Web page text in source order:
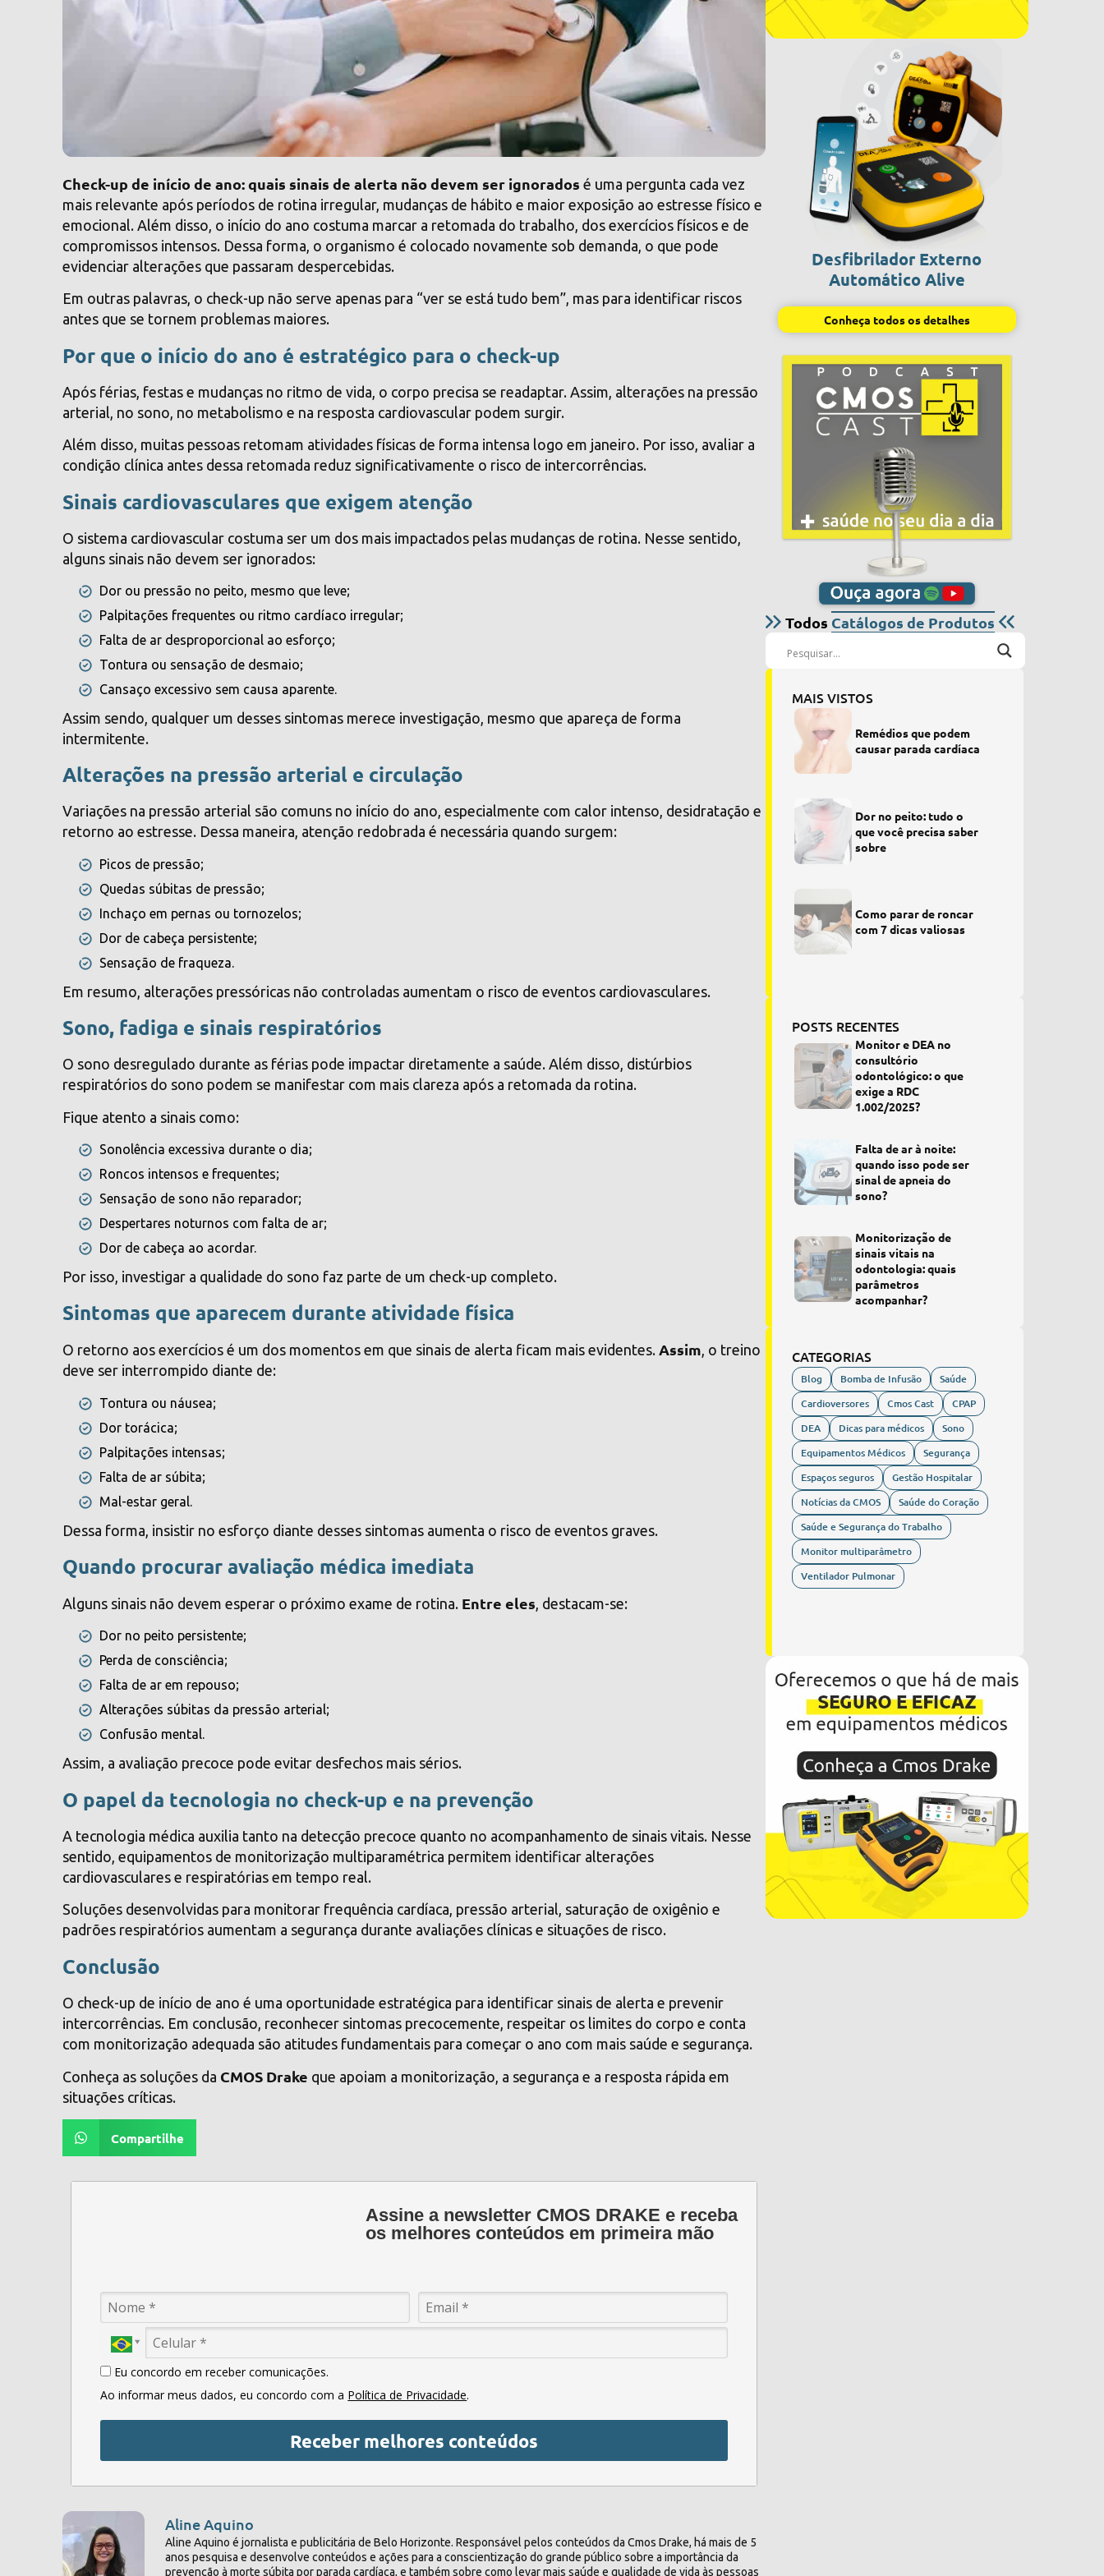
Check-up de início de ano: quais sinais de alerta não devem ser ignorados é uma pergunta cada vez
mais relevante após períodos de rotina irregular, mudanças de hábito e maior exposição ao estresse físico e
emocional. Além disso, o início do ano costuma marcar a retomada do trabalho, dos exercícios físicos e de
compromissos intensos. Dessa forma, o organismo é colocado novamente sob demanda, o que pode
evidenciar alterações que passaram despercebidas.
Em outras palavras, o check-up não serve apenas para “ver se está tudo bem”, mas para identificar riscos
antes que se tornem problemas maiores.
Por que o início do ano é estratégico para o check-up
Após férias, festas e mudanças no ritmo de vida, o corpo precisa se readaptar. Assim, alterações na pressão
arterial, no sono, no metabolismo e na resposta cardiovascular podem surgir.
Além disso, muitas pessoas retomam atividades físicas de forma intensa logo em janeiro. Por isso, avaliar a
condição clínica antes dessa retomada reduz significativamente o risco de intercorrências.
Sinais cardiovasculares que exigem atenção
O sistema cardiovascular costuma ser um dos mais impactados pelas mudanças de rotina. Nesse sentido,
alguns sinais não devem ser ignorados:
Dor ou pressão no peito, mesmo que leve;
Palpitações frequentes ou ritmo cardíaco irregular;
Falta de ar desproporcional ao esforço;
Tontura ou sensação de desmaio;
Cansaço excessivo sem causa aparente.
Assim sendo, qualquer um desses sintomas merece investigação, mesmo que apareça de forma
intermitente.
Alterações na pressão arterial e circulação
Variações na pressão arterial são comuns no início do ano, especialmente com calor intenso, desidratação e
retorno ao estresse. Dessa maneira, atenção redobrada é necessária quando surgem:
Picos de pressão;
Quedas súbitas de pressão;
Inchaço em pernas ou tornozelos;
Dor de cabeça persistente;
Sensação de fraqueza.
Em resumo, alterações pressóricas não controladas aumentam o risco de eventos cardiovasculares.
Sono, fadiga e sinais respiratórios
O sono desregulado durante as férias pode impactar diretamente a saúde. Além disso, distúrbios
respiratórios do sono podem se manifestar com mais clareza após a retomada da rotina.
Fique atento a sinais como:
Sonolência excessiva durante o dia;
Roncos intensos e frequentes;
Sensação de sono não reparador;
Despertares noturnos com falta de ar;
Dor de cabeça ao acordar.
Por isso, investigar a qualidade do sono faz parte de um check-up completo.
Sintomas que aparecem durante atividade física
O retorno aos exercícios é um dos momentos em que sinais de alerta ficam mais evidentes.Assim, o treino
deve ser interrompido diante de:
Tontura ou náusea;
Dor torácica;
Palpitações intensas;
Falta de ar súbita;
Mal-estar geral.
Dessa forma, insistir no esforço diante desses sintomas aumenta o risco de eventos graves.
Quando procurar avaliação médica imediata
Alguns sinais não devem esperar o próximo exame de rotina. Entre eles, destacam-se:
Dor no peito persistente;
Perda de consciência;
Falta de ar em repouso;
Alterações súbitas da pressão arterial;
Confusão mental.
Assim, a avaliação precoce pode evitar desfechos mais sérios.
O papel da tecnologia no check-up e na prevenção
A tecnologia médica auxilia tanto na detecção precoce quanto no acompanhamento de sinais vitais. Nesse
sentido, equipamentos de monitorização multiparamétrica permitem identificar alterações
cardiovasculares e respiratórias em tempo real.
Soluções desenvolvidas para monitorar frequência cardíaca, pressão arterial, saturação de oxigênio e
padrões respiratórios aumentam a segurança durante avaliações clínicas e situações de risco.
Conclusão
O check-up de início de ano é uma oportunidade estratégica para identificar sinais de alerta e prevenir
intercorrências. Em conclusão, reconhecer sintomas precocemente, respeitar os limites do corpo e conta
com monitorização adequada são atitudes fundamentais para começar o ano com mais saúde e segurança.
Conheça as soluções da CMOS Drake que apoiam a monitorização, a segurança e a resposta rápida em
situações críticas.
Compartilhe
Assine a newsletter CMOS DRAKE e receba
os melhores conteúdos em primeira mão
Eu concordo em receber comunicações.
Ao informar meus dados, eu concordo com a Política de Privacidade.
Receber melhores conteúdos
Aline Aquino
Aline Aquino é jornalista e publicitária de Belo Horizonte. Responsável pelos conteúdos da Cmos Drake, há mais de 5
anos pesquisa e desenvolve conteúdos e ações para a conscientização do grande público sobre a importância da
prevenção à morte súbita por parada cardíaca, e também sobre como levar mais saúde e qualidade de vida às pessoas
Desfibrilador Externo
Automático Alive
Conheça todos os detalhes
Todos Catálogos de Produtos
MAIS VISTOS
Remédios que podem
causar parada cardíaca
Dor no peito: tudo o
que você precisa saber
sobre
Como parar de roncar
com 7 dicas valiosas
POSTS RECENTES
Monitor e DEA no
consultório
odontológico: o que
exige a RDC
1.002/2025?
Falta de ar à noite:
quando isso pode ser
sinal de apneia do
sono?
Monitorização de
sinais vitais na
odontologia: quais
parâmetros
acompanhar?
CATEGORIAS
Blog Bomba de Infusão
Saúde
Cardioversores
Cmos Cast
CPAP
DEA
Dicas para médicos
Sono
Equipamentos Médicos
Segurança
Espaços seguros
Gestão Hospitalar
Notícias da CMOS
Saúde do Coração
Saúde e Segurança do Trabalho
Monitor multiparâmetro
Ventilador Pulmonar